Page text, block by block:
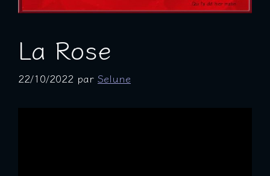
La Rose
22/10/2022 par Selune